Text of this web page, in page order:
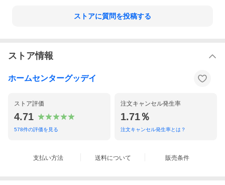
ストアに質問を投稿する
ストア情報
ホームセンターグッデイ
ストア評価
4.71
578件の評価を見る
注文キャンセル発生率
1.71％
注文キャンセル発生率とは？
支払い方法 送料について 販売条件